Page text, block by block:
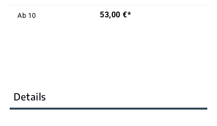
Ab 10 53,00 €*
Details